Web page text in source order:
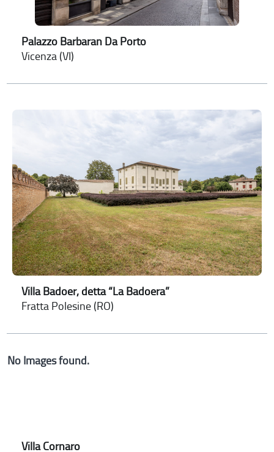
Palazzo Barbaran Da Porto
Vicenza (VI)
Villa Badoer, detta “La Badoera”
Fratta Polesine (RO)
No Images found.
Villa Cornaro